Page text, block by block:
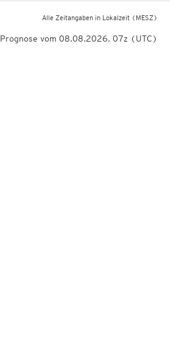
Alle Zeitangaben in Lokalzeit (MESZ)
Prognose vom 08.08.2026, 07z (UTC)